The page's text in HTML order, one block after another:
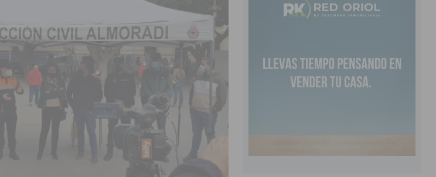
a través de seis programas
por el estado de sus barrancos
Quesada 2026
a la Virgen de la Salud y San Miguel